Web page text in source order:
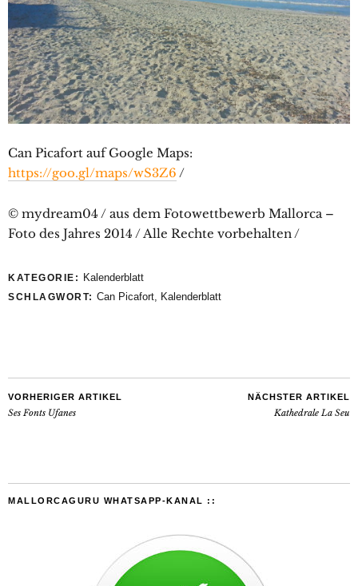
Can Picafort auf Google Maps:
https://goo.gl/maps/wS3Z6 /
© mydream04 / aus dem Fotowettbewerb Mallorca –
Foto des Jahres 2014 / Alle Rechte vorbehalten /
KATEGORIE: Kalenderblatt
SCHLAGWORT: Can Picafort Kalenderblatt
VORHERIGER ARTIKEL
Ses Fonts Ufanes
NÄCHSTER ARTIKEL
Kathedrale La Seu
MALLORCAGURU WHATSAPP-KANAL ::